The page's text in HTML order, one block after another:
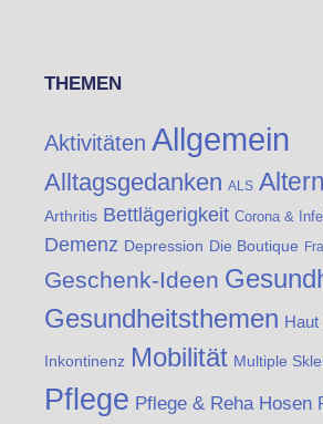
THEMEN
Aktivitäten Allgemein
Alltagsgedanken ALS Altern
Arthritis Bettlägerigkeit Corona &
Demenz Depression Die Boutique
Geschenk-Ideen
Gesundheitsthemen Haut
Inkontinenz Mobilität Multiple
Pflege Pflege & Reha Hosen